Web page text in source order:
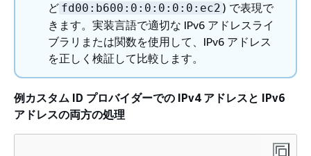
ど fd00:b600:0:0:0:0:0:ec2 ) で表現で
きます。実装言語で適切な IPv6 アドレスライ
ブラリまたは関数を使用して、IPv6 アドレス
を正しく検証して比較します。
例カスタム ID プロバイダーでの IPv4 アドレスと IPv6
アドレスの両方の処理